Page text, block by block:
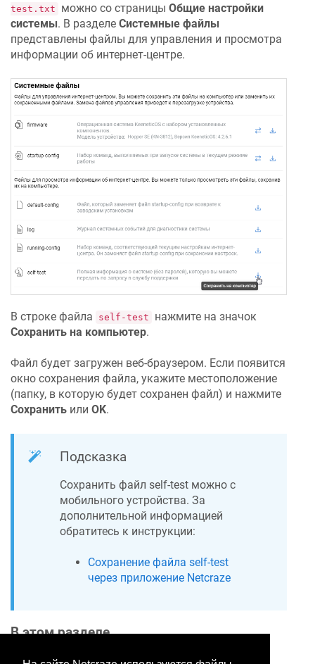
test.txt
можно со страницы Общие настройки
системы. В разделе Системные файлы
представлены файлы для управления и просмотра
информации об интернет-центре.
В строке файла self-test
нажмите на значок
Сохранить на компьютер.
Файл будет загружен веб-браузером. Если появится
окно сохранения файла, укажите местоположение
(папку, в которую будет сохранен файл) и нажмите
Сохранить или OK.
Подсказка
Сохранить файл self-test можно с
мобильного устройства. За
дополнительной информацией
обратитесь к инструкции:
Сохранение файла self-test
через приложение Netcraze
В этом разделе